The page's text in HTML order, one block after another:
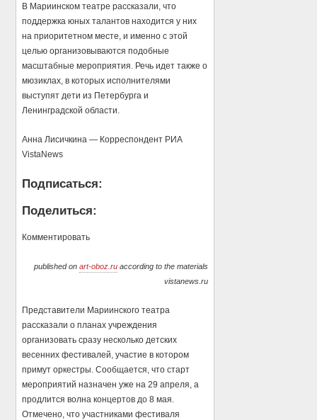
В Мариинском театре рассказали, что
поддержка юных талантов находится у них
на приоритетном месте, и именно с этой
целью организовываются подобные
масштабные мероприятия. Речь идет также о
мюзиклах, в которых исполнителями
выступят дети из Петербурга и
Ленинградской области.
Анна Лисичкина — Корреспондент РИА
VistaNews
Подписаться:
Поделиться:
Комментировать
published on art-oboz.ruaccording to the materials
vistanews.ru
Представители Мариинского театра
рассказали о планах учреждения
организовать сразу несколько детских
весенних фестивалей, участие в котором
примут оркестры. Сообщается, что старт
мероприятий назначен уже на 29 апреля, а
продлится волна концертов до 8 мая.
Отмечено, что участниками фестиваля